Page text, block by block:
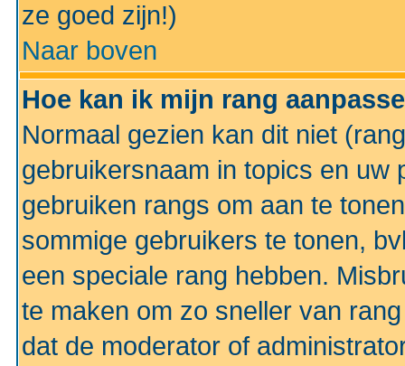
ze goed zijn!)
Naar boven
Hoe kan ik mijn rang
Normaal gezien kan dit niet
gebruikersnaam in topics en uw
gebruiken rangs om aan te
sommige gebruikers te tonen,
een speciale rang hebben.
te maken om zo sneller van
dat de moderator of